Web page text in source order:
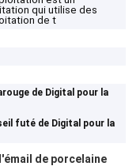
qui utilise des
de t
de Digital pour la
futé de Digital pour la
de porcelaine